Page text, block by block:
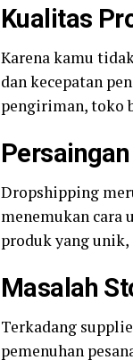
Kualitas
Karena kamu
dan kecepatan
pengiriman, toko
Dropshipping
menemukan cara
produk yang
Masalah
Terkadang
pemenuhan